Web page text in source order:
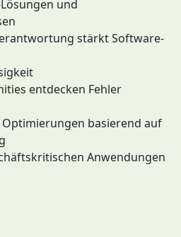
und
stärkt Software-
entdecken Fehler
basierend auf
Anwendungen